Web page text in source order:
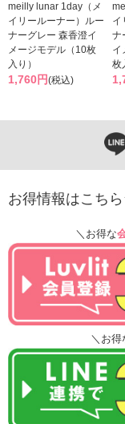
meilly lunar 1day（メ
イリールーナー）ルー
ナーグレー 森香澄イ
メージモデル（10枚
入り）
1,760円(税込)
イ
ナ
イ
枚
お得情報はこち
＼お得な
＼お得